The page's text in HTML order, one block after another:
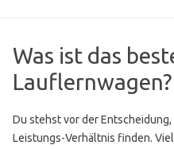
Was ist das
Lauflernwagen?
Du stehst vor der
Leistungs-Verhältnis finden.